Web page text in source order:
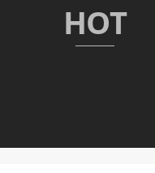
HOT